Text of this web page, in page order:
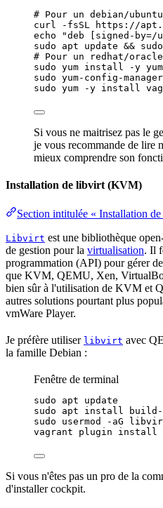
# Pour un debian/ubuntu
curl
-fsSL
https://
echo
"deb [signed-
sudo
apt update && sudo
# Pour un redhat/
sudo yum install -y
sudo yum-config-manager
sudo yum -y install
Si vous ne maitrisez pas le
je vous recommande de lire
mieux comprendre son
Installation de libvirt (KVM)
Section intitulée « Installation
Libvirt est une bibliothèque
de gestion pour la virtualisation. Il
programmation (API) pour gérer
que KVM, QEMU, Xen,
bien sûr à l'utilisation de KVM et
autres solutions pourtant plus
vmWare Player.
Je préfère utiliser libvirt avec
la famille Debian :
Fenêtre de terminal
sudo apt
update
sudo
apt install build-
sudo
usermod -aG
vagrant
plugin install
Si vous n'êtes pas un pro de la
d'installer cockpit.